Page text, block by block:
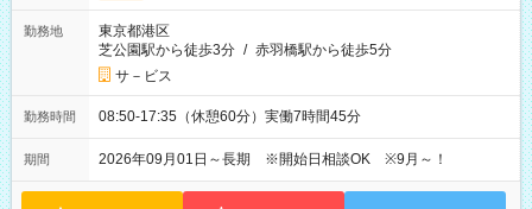
勤務地
東京都港区
芝公園駅から徒歩3分 / 赤羽橋駅から徒歩5分
サ－ビス
勤務時間 08:50-17:35（休憩60分）実働7時間45分
期間 2026年09月01日～長期 ※開始日相談OK ※9月～！